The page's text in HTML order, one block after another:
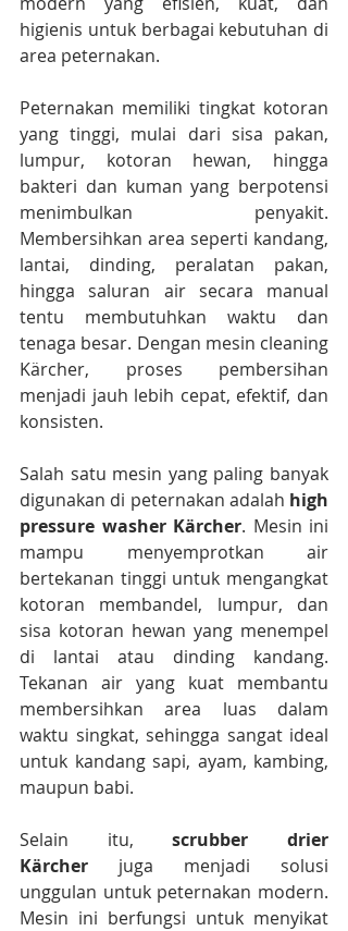
higienis untuk berbagai kebutuhan di
area peternakan.
Peternakan memiliki tingkat kotoran
yang tinggi, mulai dari sisa pakan,
lumpur, kotoran hewan, hingga
bakteri dan kuman yang berpotensi
menimbulkan penyakit.
Membersihkan area seperti kandang,
lantai, dinding, peralatan pakan,
hingga saluran air secara manual
tentu membutuhkan waktu dan
tenaga besar. Dengan mesin cleaning
Kärcher, proses pembersihan
menjadi jauh lebih cepat, efektif, dan
konsisten.
Salah satu mesin yang paling banyak
digunakan di peternakan adalah high
pressure washer Kärcher. Mesin ini
mampu menyemprotkan air
bertekanan tinggi untuk mengangkat
kotoran membandel, lumpur, dan
sisa kotoran hewan yang menempel
di lantai atau dinding kandang.
Tekanan air yang kuat membantu
membersihkan area luas dalam
waktu singkat, sehingga sangat ideal
untuk kandang sapi, ayam, kambing,
maupun babi.
Selain itu, scrubber drier
Kärcher juga menjadi solusi
unggulan untuk peternakan modern.
Mesin ini berfungsi untuk menyikat